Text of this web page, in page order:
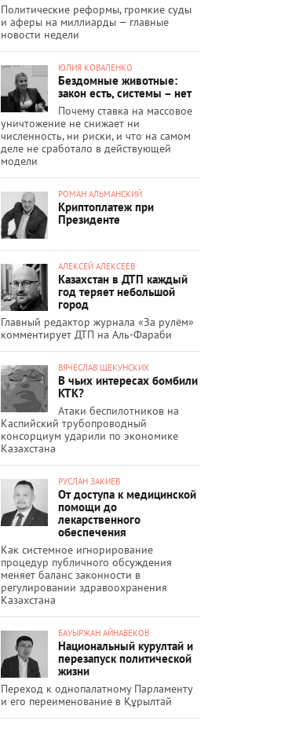
Политические реформы, громкие суды
и аферы на миллиарды — главные
новости недели
ЮЛИЯ КОВАЛЕНКО
Бездомные животные:
закон есть, системы – нет
Почему ставка на массовое
уничтожение не снижает ни
численность, ни риски, и что на самом
деле не сработало в действующей
модели
РОМАН АЛЬМАНСКИЙ
Криптоплатеж при
Президенте
АЛЕКСЕЙ АЛЕКСЕЕВ
Казахстан в ДТП каждый
год теряет небольшой
город
Главный редактор журнала «За рулём»
комментирует ДТП на Аль-Фараби
ВЯЧЕСЛАВ ЩЕКУНСКИХ
В чьих интересах бомбили
КТК?
Атаки беспилотников на
Каспийский трубопроводный
консорциум ударили по экономике
Казахстана
РУСЛАН ЗАКИЕВ
От доступа к медицинской
помощи до
лекарственного
обеспечения
Как системное игнорирование
процедур публичного обсуждения
меняет баланс законности в
регулировании здравоохранения
Казахстана
БАУЫРЖАН АЙНАБЕКОВ
Национальный курултай и
перезапуск политической
жизни
Переход к однопалатному Парламенту
и его переименование в Құрылтай